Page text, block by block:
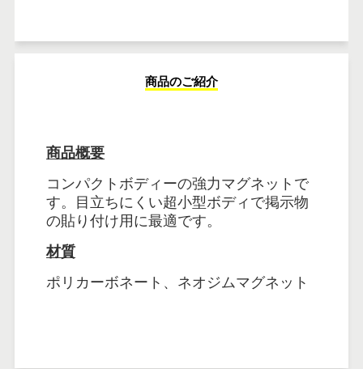
商品のご紹介
商品概要
コンパクトボディーの強力マグネットで
す。目立ちにくい超小型ボディで掲示物
の貼り付け用に最適です。
材質
ポリカーボネート、ネオジムマグネット